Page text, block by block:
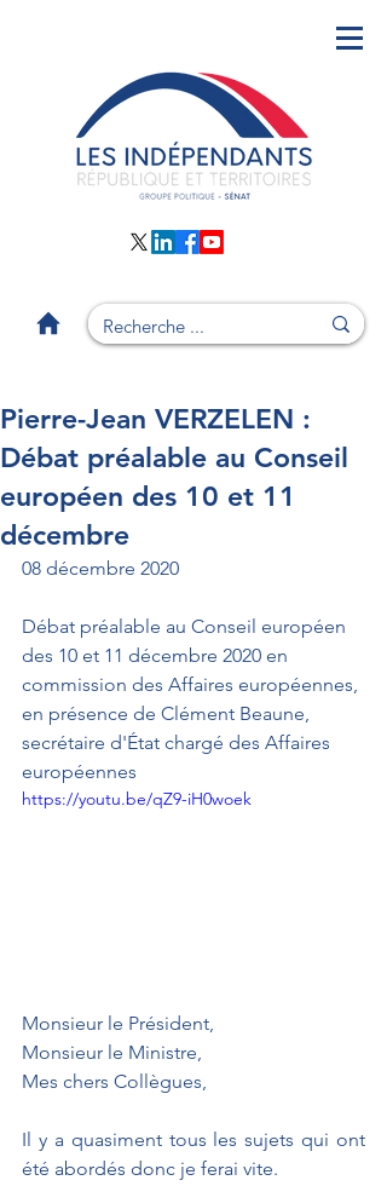
Pierre-Jean VERZELEN :
Débat préalable au Conseil
européen des 10 et 11
décembre
08 décembre 2020
Débat préalable au Conseil européen
des 10 et 11 décembre 2020 en
commission des Affaires européennes,
en présence de Clément Beaune,
secrétaire d'État chargé des Affaires
européennes
https://youtu.be/qZ9-iH0woek
Monsieur le Président,
Monsieur le Ministre,
Mes chers Collègues,
Il y a quasiment tous les sujets qui ont
été abordés donc je ferai vite.